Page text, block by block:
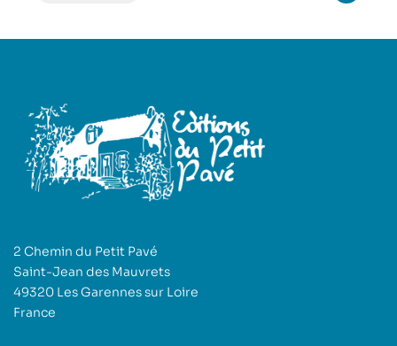
2 Chemin du Petit Pavé
Saint-Jean des Mauvrets
49320 Les Garennes sur Loire
France